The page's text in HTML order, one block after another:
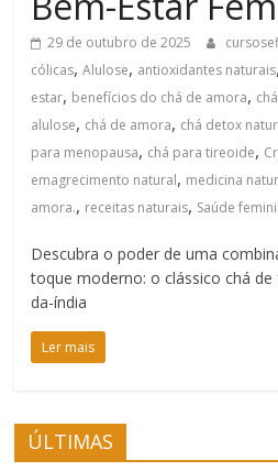
29 de outubro de 2025
cólicas,Alulose, antioxidantes naturais,
estar, benefícios do chá de amora,
alulose, chá de amora, chá detox
para menopausa, chá para tireoide,
emagrecimento natural, medicina
amora., receitas naturais, Saúde
Descubra o poder de uma
toque moderno: o clássico chá
da-índia
Ler mais
ÚLTIMAS